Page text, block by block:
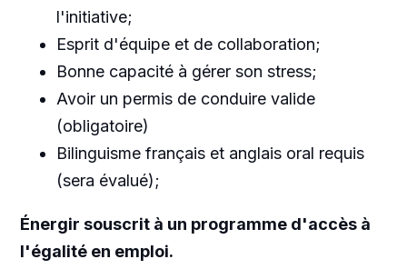
l'initiative;
Esprit d'équipe et de collaboration;
Bonne capacité à gérer son stress;
Avoir un permis de conduire valide
(obligatoire)
Bilinguisme français et anglais oral requis
(sera évalué);
Énergir souscrit à un programme d'accès à
l'égalité en emploi.